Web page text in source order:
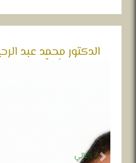
الدكتور محمد عبد
البيومي أمينًا عامًا
< التالي